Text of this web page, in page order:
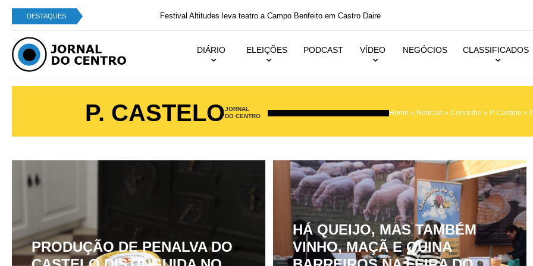
DESTAQUES Festival Altitudes leva teatro a Campo Benfeito em Castro Daire
DIÁRIO ELEIÇÕES PODCAST VÍDEO NEGÓCIOS CLASSIFICADOS
P. CASTELOJORNAL
DO CENTRO
Home » Notícias » Concelho » P. Castelo »
PRODUÇÃO DE PENALVA DO
HÁ QUEIJO, MAS TAMBÉM
VINHO, MAÇÃ E QUINA